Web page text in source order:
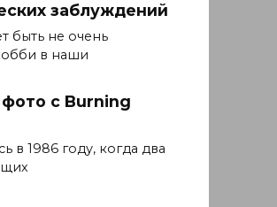
заблуждений
быть не очень
в наши
фото с Burning
в 1986 году, когда два